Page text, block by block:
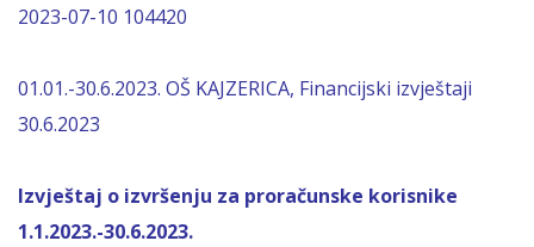
2023-07-10 104420
01.01.-30.6.2023. OŠ KAJZERICA, Financijski izvještaji
30.6.2023
Izvještaj o izvršenju za proračunske korisnike
1.1.2023.-30.6.2023.